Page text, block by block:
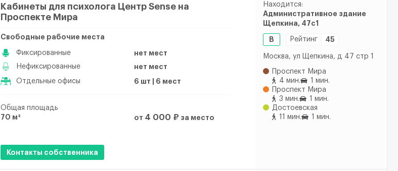
Кабинеты для психолога Центр Sense на
Проспекте Мира
Свободные рабочие места
Фиксированные
нет мест
Нефиксированные
нет мест
Отдельные офисы 6 шт | 6 мест
Общая площадь
70 м²
от 4 000 ₽ за место
Контакты собственника
Находится:
Административное здание
Щепкина, 47с1
B Рейтинг 45
Москва, ул Щепкина, д 47 стр 1
Проспект Мира
4 мин.
1 мин.
Проспект Мира
3 мин.
1 мин.
Достоевская
11 мин.
1 мин.